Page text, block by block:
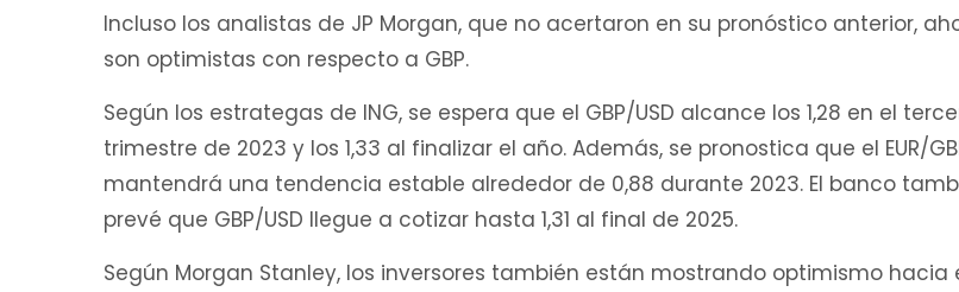
Incluso los analistas de JP Morgan, que no acertaron en su pronóstico anterior,
son optimistas con respecto a GBP.
Según los estrategas de ING, se espera que el GBP/USD alcance los 1,28 en el
trimestre de 2023 y los 1,33 al finalizar el año. Además, se pronostica que el EUR/
mantendrá una tendencia estable alrededor de 0,88 durante 2023. El banco
prevé que GBP/USD llegue a cotizar hasta 1,31 al final de 2025.
Según Morgan Stanley, los inversores también están mostrando optimismo hacia